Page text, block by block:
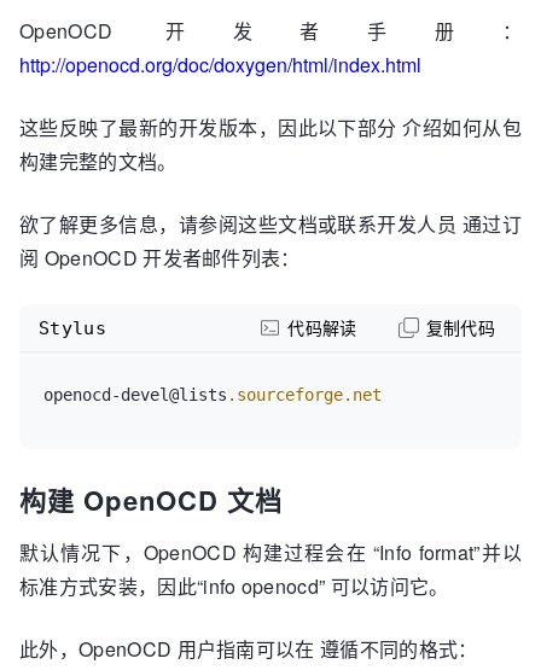
OpenOCD 开发者手册：
http://openocd.org/doc/doxygen/html/index.html
这些反映了最新的开发版本，因此以下部分 介绍如何从包
构建完整的文档。
欲了解更多信息，请参阅这些文档或联系开发人员 通过订
阅 OpenOCD 开发者邮件列表：
openocd-devel@lists .sourceforge.net
Stylus 代码解读 复制代码
构建 OpenOCD 文档
默认情况下，OpenOCD 构建过程会在 “Info format”并以
标准方式安装，因此“info openocd” 可以访问它。
此外，OpenOCD 用户指南可以在 遵循不同的格式：